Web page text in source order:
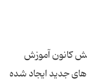
کانون آموزش
جدید ایجاد شده